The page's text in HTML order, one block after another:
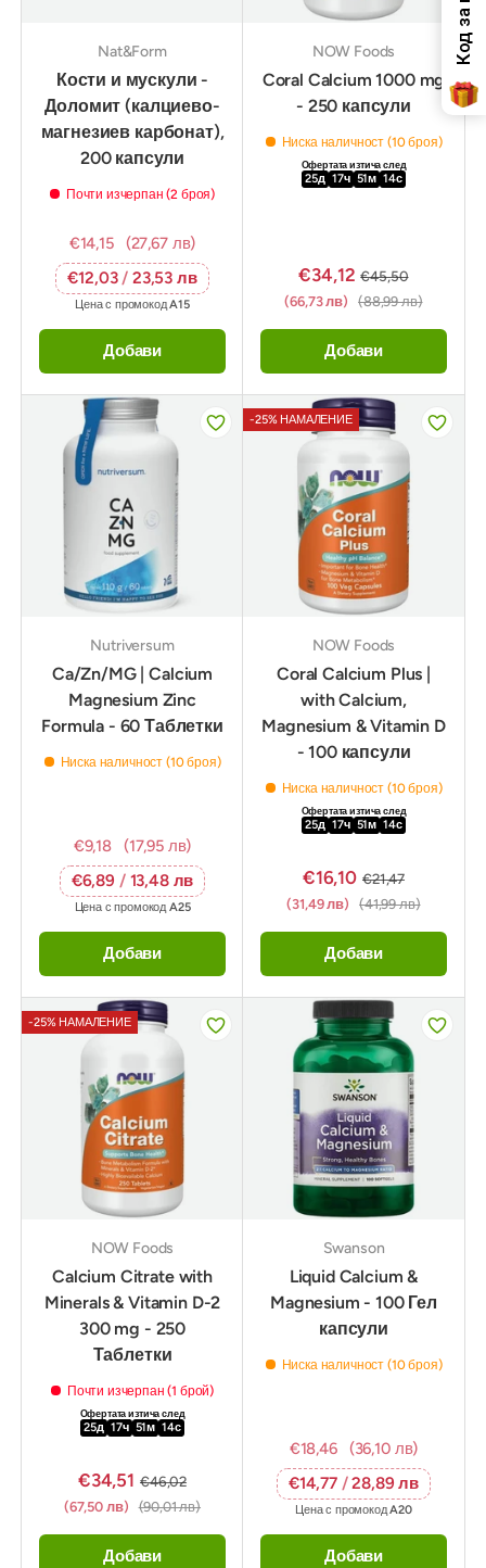
Nat&Form
Кости и мускули -
Доломит (калциево-
магнезиев карбонат),
200 капсули
Почти изчерпан (2 броя)
€14,15
(27,67 лв)
€12,03/ 23,53 лв
Цена с промокодA15
Добави
NOW Foods
Coral Calcium 1000 mg
- 250 капсули
Ниска наличност (10 броя)
Офертата изтича след
25д 17ч 51м 12с
€34,12 €45,50
(66,73 лв) (88,99 лв)
Добави
Nutriversum
Ca/Zn/MG | Calcium
Magnesium Zinc
Formula - 60 Таблетки
Ниска наличност (10 броя)
€9,18
(17,95 лв)
€6,89 / 13,48 лв
Цена с промокодA25
Добави
-25% НАМАЛЕНИЕ
NOW Foods
Coral Calcium Plus |
with Calcium,
Magnesium & Vitamin D
- 100 капсули
Ниска наличност (10 броя)
Офертата изтича след
25д 17ч 51м 12с
€16,10 €21,47
(31,49 лв) (41,99 лв)
Добави
-25% НАМАЛЕНИЕ
NOW Foods
Calcium Citrate with
Minerals & Vitamin D-2
300 mg - 250
Таблетки
Почти изчерпан (1 брой)
Офертата изтича след
25д 17ч 51м 12с
€34,51 €46,02
(67,50 лв) (90,01 лв)
Добави
Swanson
Liquid Calcium &
Magnesium - 100 Гел
капсули
Ниска наличност (10 броя)
€18,46
(36,10 лв)
€14,77 /28,89 лв
Цена с промокодA20
Добави